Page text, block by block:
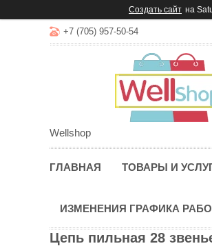
Создать сайт на
+7 (705) 957-50-54
Wellshop
ГЛАВНАЯ ТОВАРЫ И
ИЗМЕНЕНИЯ ГРАФИКА
Цепь пильная 28